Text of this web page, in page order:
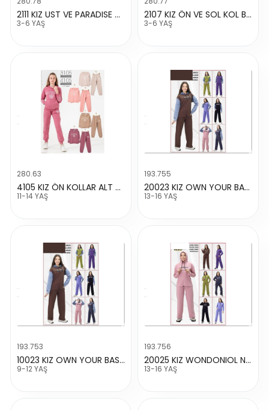
2111 KIZ UST VE PARADISE CICEK BASKILI TAKIM
3-6 YAŞ
2107 KIZ ÖN VE SOL KOL BELIEVE TAKIM
3-6 YAŞ
280.63
4105 KIZ ÖN KOLLAR ALT CALİFORNİA BASKILI TAKIM
11-14 YAŞ
193.755
20023 KIZ OWN YOUR BASKILI 2 İP TAKIM
13-16 YAŞ
193.753
10023 KIZ OWN YOUR BASKILI 2 İP TAKIM
9-12 YAŞ
193.756
20025 KIZ WONDONIOL NAKIŞLI 2 İP TAKIM
13-16 YAŞ